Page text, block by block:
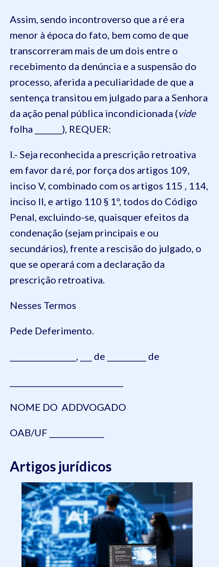
Assim, sendo incontroverso que a ré era
menor à época do fato, bem como de que
transcorreram mais de um dois entre o
recebimento da denúncia e a suspensão do
processo, aferida a peculiaridade de que a
sentença transitou em julgado para a Senhora
da ação penal pública incondicionada (vide
folha _______), REQUER:
I.- Seja reconhecida a prescrição retroativa
em favor da ré, por força dos artigos 109,
inciso V, combinado com os artigos 115 , 114,
inciso II, e artigo 110 § 1º, todos do Código
Penal, excluindo-se, quaisquer efeitos da
condenação (sejam principais e ou
secundários), frente a rescisão do julgado, o
que se operará com a declaração da
prescrição retroativa.
Nesses Termos
Pede Deferimento.
_________________, ___ de __________ de
NOME DO ADDVOGADO
OAB/UF ______________
Artigos jurídicos